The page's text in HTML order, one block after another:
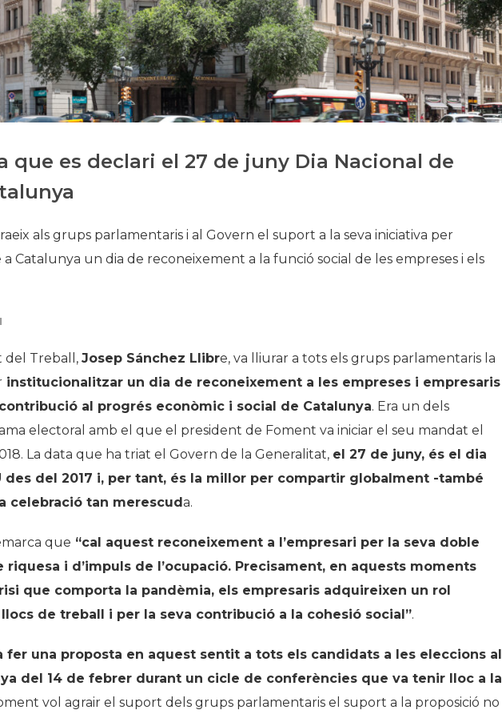
Història
Galeria de Presidents
Biblioteca Arxiu
Seu Social
que es declari el 27 de juny Dia Nacional de
als grups parlamentaris i al Govern el suport a la seva iniciativa per
Catalunya un dia de reconeixement a la funció social de les empreses i els
del Treball, Josep Sánchez Llibre, va lliurar a tots els grups parlamentaris la
institucionalitzar un dia de reconeixement a les empreses i empresaris
al progrés econòmic i social de Catalunya. Era un dels
electoral amb el que el president de Foment va iniciar el seu mandat el
La data que ha triat el Govern de la Generalitat, el 27 de juny, és el dia
des del 2017 i, per tant, és la millor per compartir globalment -també
celebració tan merescuda.
que “cal aquest reconeixement a l’empresari per la seva doble
i d’impuls de l’ocupació. Precisament, en aquests moments
que comporta la pandèmia, els empresaris adquireixen un rol
de treball i per la seva contribució a la cohesió social”.
fer una proposta en aquest sentit a tots els candidats a les eleccions al
del 14 de febrer durant un cicle de conferències que va tenir lloc a la
vol agrair el suport dels grups parlamentaris el suport a la proposició no